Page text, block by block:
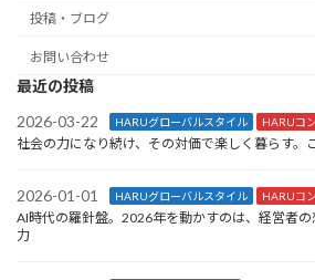
投稿・ブログ
お問い合わせ
最近の投稿
2026-03-22
HARUグローバルスタイル HARUコ
社会の力になり続け、その対価で楽しく暮らす。
2026-01-01 HARUグローバルスタイル HARUコ
AI時代の羅針盤。2026年を動かすのは、経営者
力